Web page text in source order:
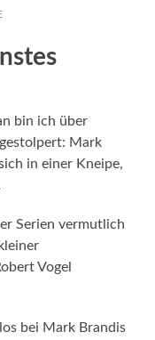
bin ich über
Mark
in einer Kneipe,
Serien vermutlich
Vogel
bei Mark Brandis